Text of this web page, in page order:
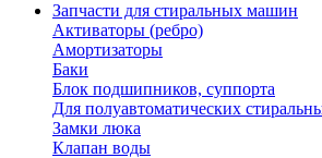
Запчасти для стиральных машин
Активаторы (ребро)
Амортизаторы
Баки
Блок подшипников, суппорта
Для полуавтоматических
Замки люка
Клапан воды